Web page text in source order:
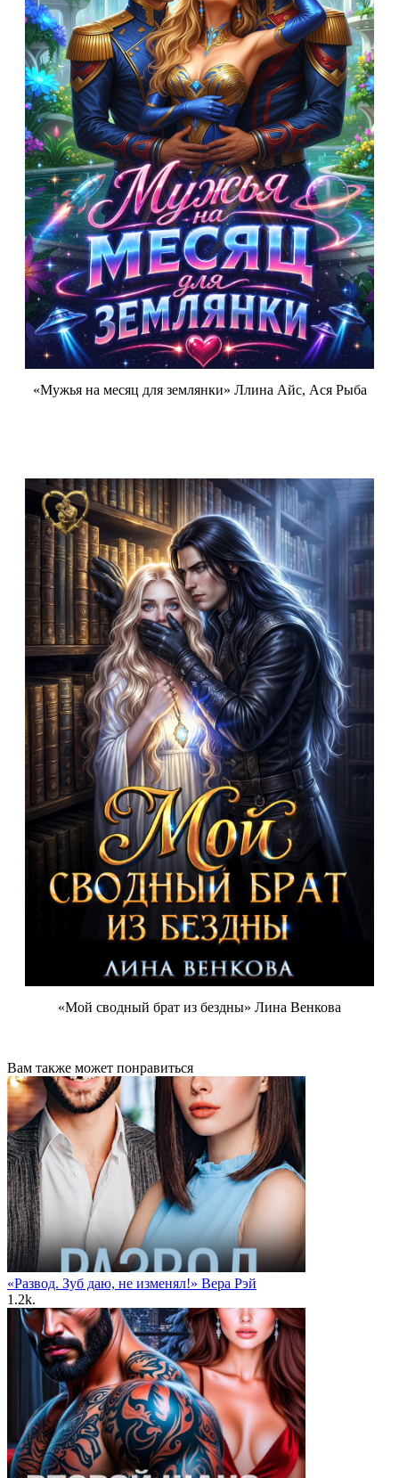
«Мужья на месяц для землянки» Ллина Айс, Ася Рыба
«Мой сводный брат из бездны» Лина Венкова
Вам также может понравиться
«Развод. Зуб даю, не изменял!» Вера Рэй
1.2k.